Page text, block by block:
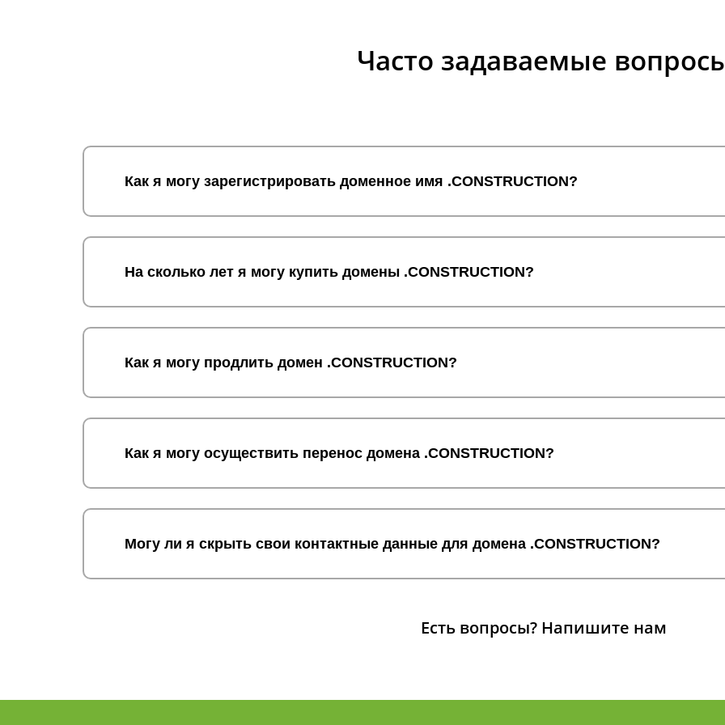
Часто задаваемые
Как я могу зарегистрировать доменное имя .CONSTRUCTION?
На сколько лет я могу купить домены .CONSTRUCTION?
Как я могу продлить домен .CONSTRUCTION?
Как я могу осуществить перенос домена .CONSTRUCTION?
Могу ли я скрыть свои контактные данные для домена .CONSTRUCTION?
Есть вопросы? Напишите нам